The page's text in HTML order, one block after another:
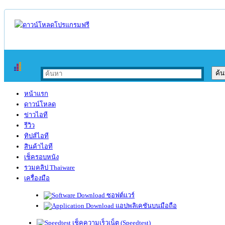
หน้าแรก
ดาวน์โหลด
ข่าวไอที
รีวิว
ทิปส์ไอที
สินค้าไอที
เช็ครอบหนัง
รวมคลิป Thaiware
เครื่องมือ
ซอฟต์แวร์
แอปพลิเคชันบนมือถือ
เช็คความเร็วเน็ต (Speedtest)